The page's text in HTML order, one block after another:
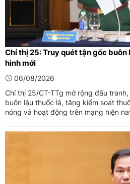
Chỉ thị 25: Truy quét tận gốc
hình mới
06/08/2026
Chỉ thị 25/CT-TTg mở rộng đấu
buôn lậu thuốc lá, tăng kiểm soát
nóng và hoạt động trên mạng hiện